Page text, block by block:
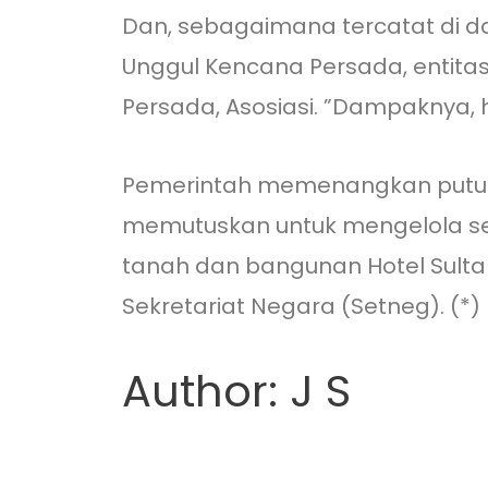
Dan, sebagaimana tercatat di
Unggul Kencana Persada,
Persada, Asosiasi.
Pemerintah memenangkan
memutuskan untuk mengelola
tanah dan bangunan Hotel
Sekretariat Negara (Setneg). (*)
Author: J S